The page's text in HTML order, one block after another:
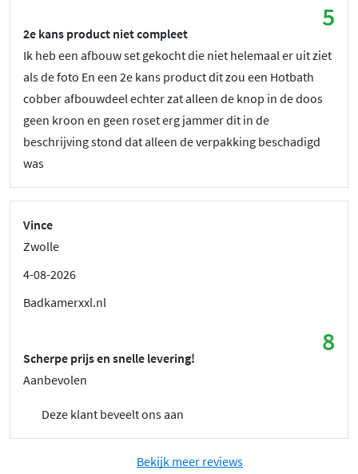
5
2e kans product niet compleet
Ik heb een afbouw set gekocht die niet helemaal er uit ziet
als de foto En een 2e kans product dit zou een Hotbath
cobber afbouwdeel echter zat alleen de knop in de doos
geen kroon en geen roset erg jammer dit in de
beschrijving stond dat alleen de verpakking beschadigd
was
Vince
Zwolle
4-08-2026
Badkamerxxl.nl
8
Scherpe prijs en snelle levering!
Aanbevolen
Deze klant beveelt ons aan
Bekijk meer reviews